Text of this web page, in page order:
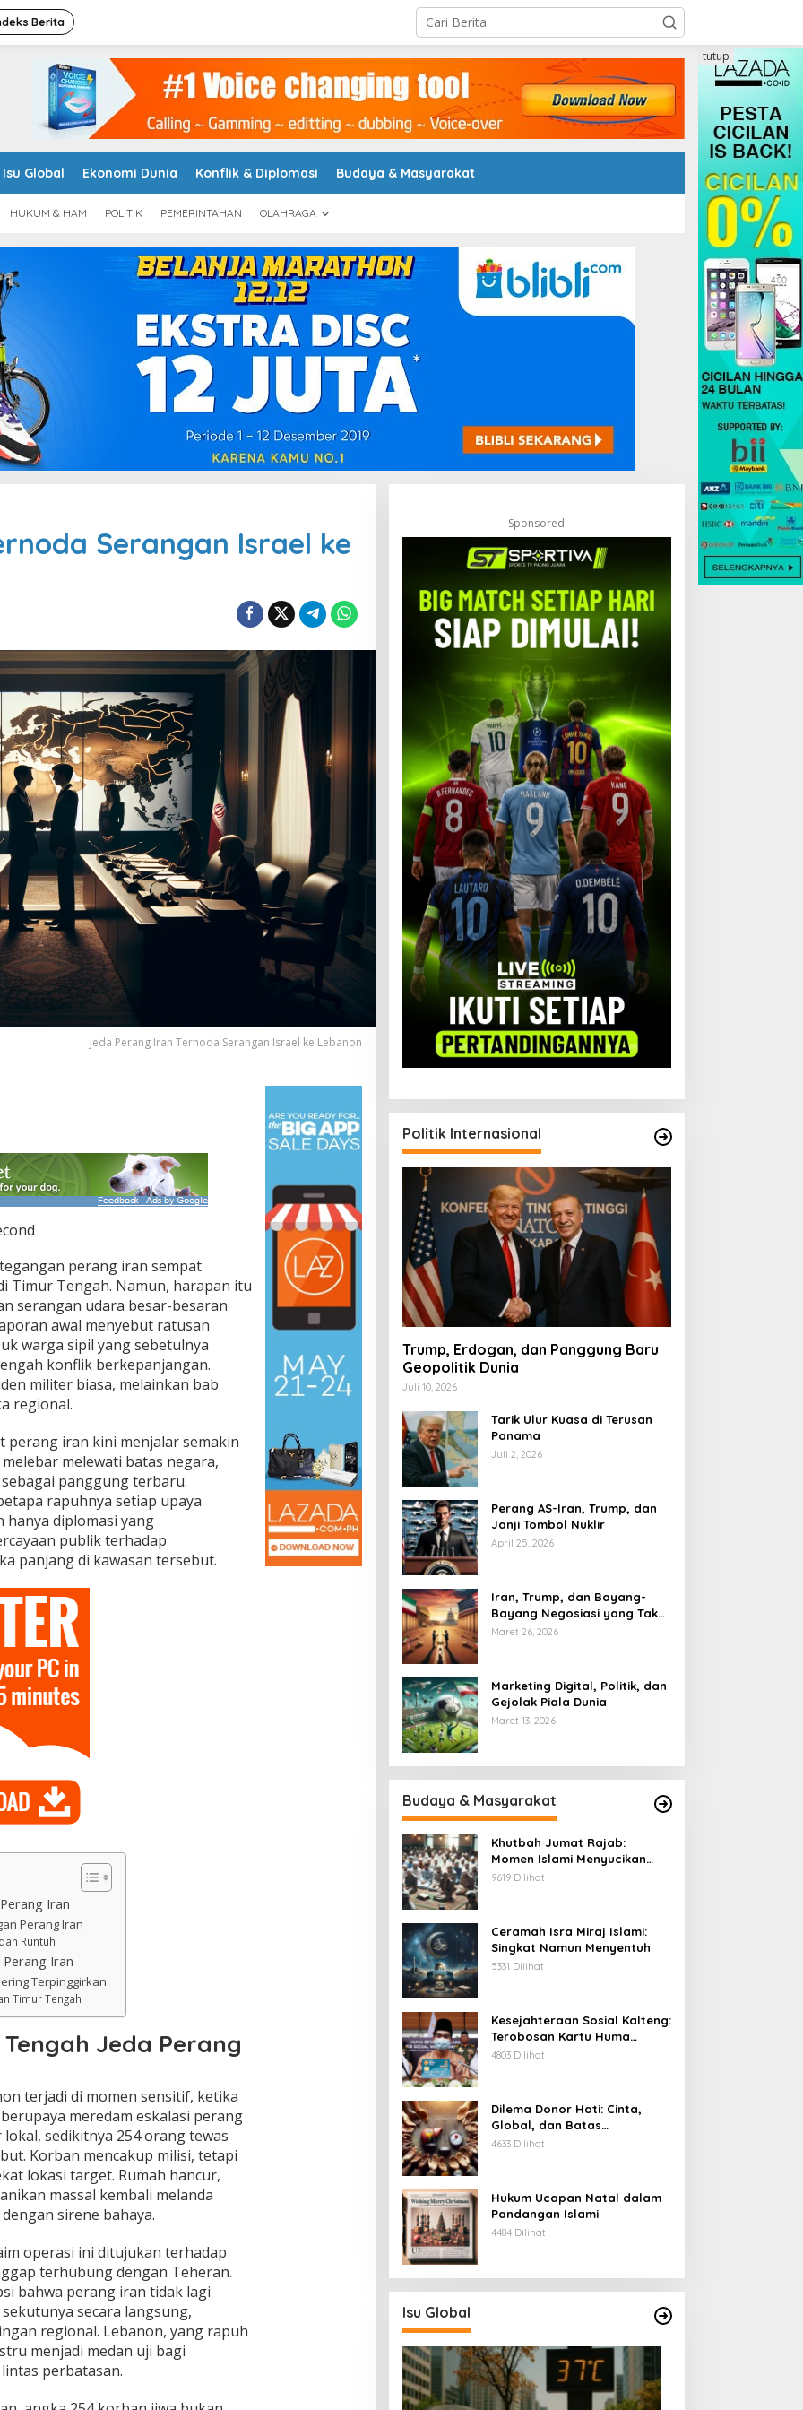
Berita
Isu Global Ekonomi Dunia Konflik & Diplomasi Budaya & Masyarakat
HUKUM & HAM POLITIK PEMERINTAHAN OLAHRAGA
tutup
Serangan Israel ke
Jeda Perang Iran Ternoda Serangan Israel ke Lebanon
perang iran sempat
Timur Tengah. Namun, harapan itu
serangan udara besar-besaran
awal menyebut ratusan
warga sipil yang sebetulnya
konflik berkepanjangan.
militer biasa, melainkan bab
regional.
perang iran kini menjalar semakin
melewati batas negara,
panggung terbaru.
rapuhnya setiap upaya
hanya diplomasi yang
publik terhadap
panjang di kawasan tersebut.
Iran
Perang Iran
Runtuh
Iran
Terpinggirkan
Timur Tengah
Jeda Perang
terjadi di momen sensitif, ketika
meredam eskalasi perang
sedikitnya 254 orang tewas
Korban mencakup milisi, tetapi
lokasi target. Rumah hancur,
massal kembali melanda
sirene bahaya.
operasi ini ditujukan terhadap
terhubung dengan Teheran.
bahwa perang iran tidak lagi
secara langsung,
regional. Lebanon, yang rapuh
menjadi medan uji bagi
perbatasan.
Sponsored
Politik Internasional
Trump, Erdogan, dan Panggung Baru
Geopolitik Dunia
Juli 10, 2026
Tarik Ulur Kuasa di Terusan
Panama
Juli 2, 2026
Perang AS-Iran, Trump, dan
Janji Tombol Nuklir
April 25, 2026
Iran, Trump, dan Bayang-
Bayang Negosiasi yang Tak
Pernah Usai
Maret 26, 2026
Marketing Digital, Politik, dan
Gejolak Piala Dunia
Maret 13, 2026
Budaya & Masyarakat
Khutbah Jumat Rajab:
Momen Islami Menyucikan
Hati
9619 Dilihat
Ceramah Isra Miraj Islami:
Singkat Namun Menyentuh
5331 Dilihat
Kesejahteraan Sosial Kalteng:
Terobosan Kartu Huma
Betang
4803 Dilihat
Dilema Donor Hati: Cinta,
Global, dan Batas
Pengorbanan
4633 Dilihat
Hukum Ucapan Natal dalam
Pandangan Islami
4484 Dilihat
Isu Global